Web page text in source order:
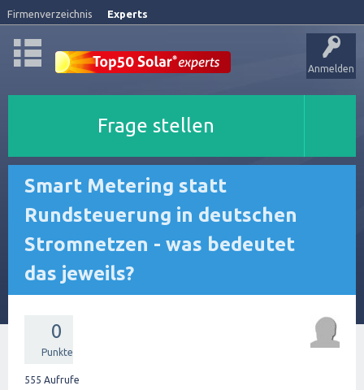
Firmenverzeichnis Experts
Anmelden
Frage stellen
Smart Metering statt
Rundsteuerung in deutschen
Stromnetzen - was bedeutet
das jeweils?
0
Punkte
555 Aufrufe